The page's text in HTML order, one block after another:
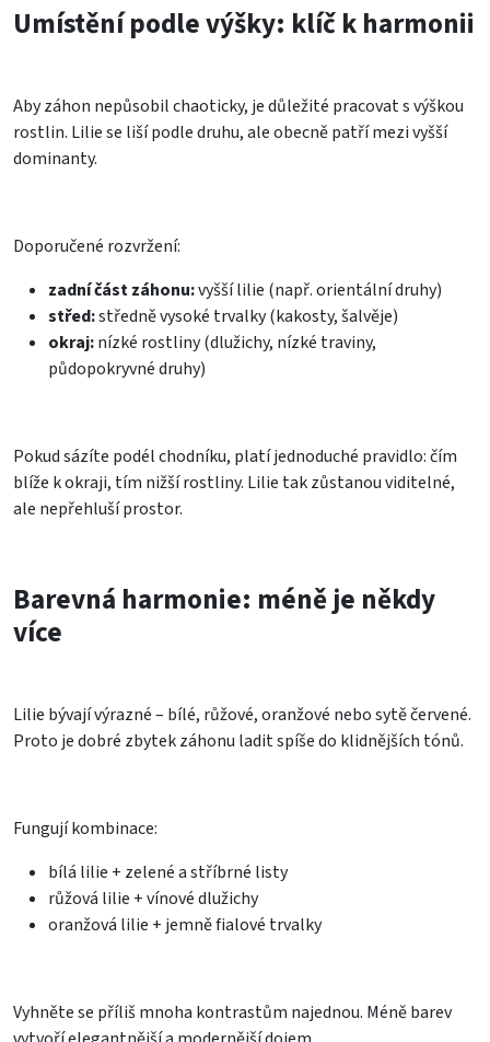
Umístění podle výšky: klíč k harmonii
Aby záhon nepůsobil chaoticky, je důležité pracovat s výškou
rostlin. Lilie se liší podle druhu, ale obecně patří mezi vyšší
dominanty.
Doporučené rozvržení:
zadní část záhonu:vyšší lilie (např. orientální druhy)
střed:středně vysoké trvalky (kakosty, šalvěje)
okraj:nízké rostliny (dlužichy, nízké traviny,
půdopokryvné druhy)
Pokud sázíte podél chodníku, platí jednoduché pravidlo: čím
blíže k okraji, tím nižší rostliny. Lilie tak zůstanou viditelné,
ale nepřehluší prostor.
Barevná harmonie: méně je někdy
více
Lilie bývají výrazné – bílé, růžové, oranžové nebo sytě červené.
Proto je dobré zbytek záhonu ladit spíše do klidnějších tónů.
Fungují kombinace:
bílá lilie + zelené a stříbrné listy
růžová lilie + vínové dlužichy
oranžová lilie + jemně fialové trvalky
Vyhněte se příliš mnoha kontrastům najednou. Méně barev